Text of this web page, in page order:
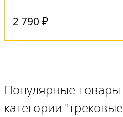
2 790 ₽
Популярные товары
категории "трековые